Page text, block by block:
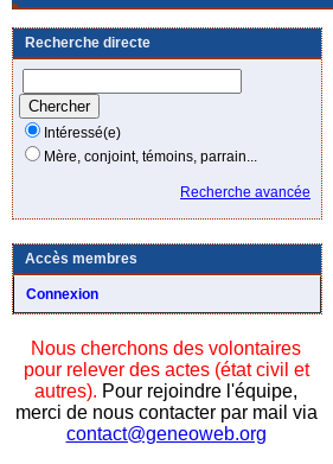
Recherche directe
Intéressé(e)
Mère, conjoint, témoins, parrain...
Recherche avancée
Accès membres
Connexion
Nous cherchons des volontaires
pour relever des actes (état civil et
autres). Pour rejoindre l'équipe,
merci de nous contacter par mail via
contact@geneoweb.org